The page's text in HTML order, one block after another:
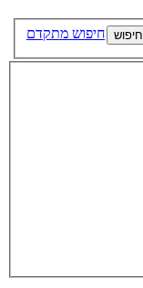
חיפוש חיפוש מתקדם